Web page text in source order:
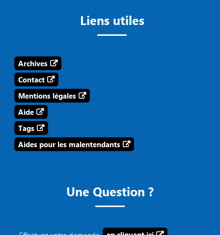
Liens utiles
Archives
Contact
Mentions légales
Aide
Tags
Aides pour les malentendants
Une Question ?